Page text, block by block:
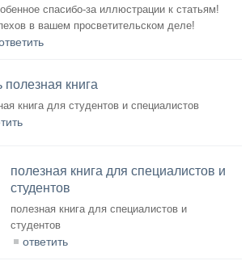
спасибо-за иллюстрации к статьям!
в вашем просветительском деле!
полезная книга
книга для студентов и специалистов
полезная книга для специалистов и
студентов
полезная книга для специалистов и
студентов
ответить